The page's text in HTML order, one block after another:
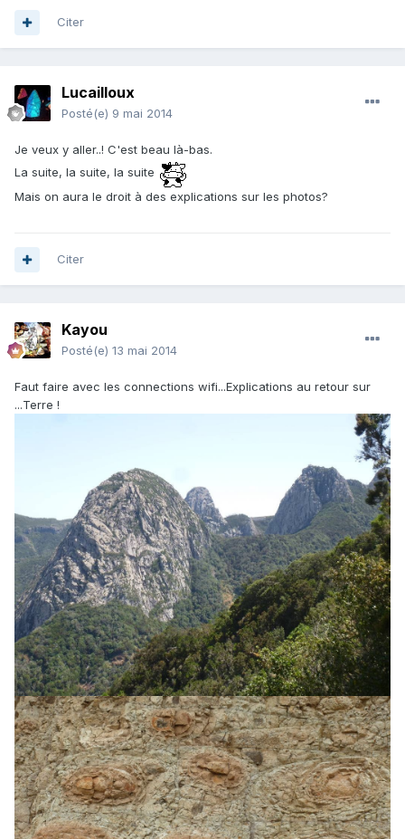
Citer
Lucailloux
Posté(e) 9 mai 2014
Je veux y aller..! C'est beau là-bas.
La suite, la suite, la suite
Mais on aura le droit à des explications sur les photos?
Citer
Kayou
Posté(e) 13 mai 2014
Faut faire avec les connections wifi...Explications au retour sur
...Terre !